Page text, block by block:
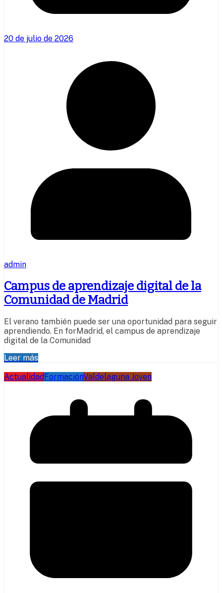
20 de julio de 2026
admin
Campus de aprendizaje digital de la
Comunidad de Madrid
El verano también puede ser una oportunidad para seguir
aprendiendo. En forMadrid, el campus de aprendizaje
digital de la Comunidad
Leer más
ActualidadFormaciónValdelaguna Joven